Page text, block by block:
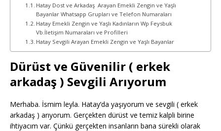
Hatay Dost ve Arkadaş Arayan Emekli Zengin ve Yaşlı
Bayanlar Whatsapp Grupları ve Telefon Numaraları
Hatay Emekli Zengin ve Yaşlı Kadınların Wp Feysbuk
Vb.İletişim Numaraları ve Profilleri
Hatay Sevgili Arayan Emekli Zengin ve Yaşlı Bayanlar
Dürüst ve Güvenilir ( erkek
arkadaş ) Sevgili Arıyorum
Merhaba. İsmim leyla. Hatay’da yaşıyorum ve sevgili ( erkek
arkadaş ) arıyorum. Gerçekten dürüst ve temiz kalpli birine
ihtiyacım var. Çünkü gerçekten insanların bana sürekli olarak